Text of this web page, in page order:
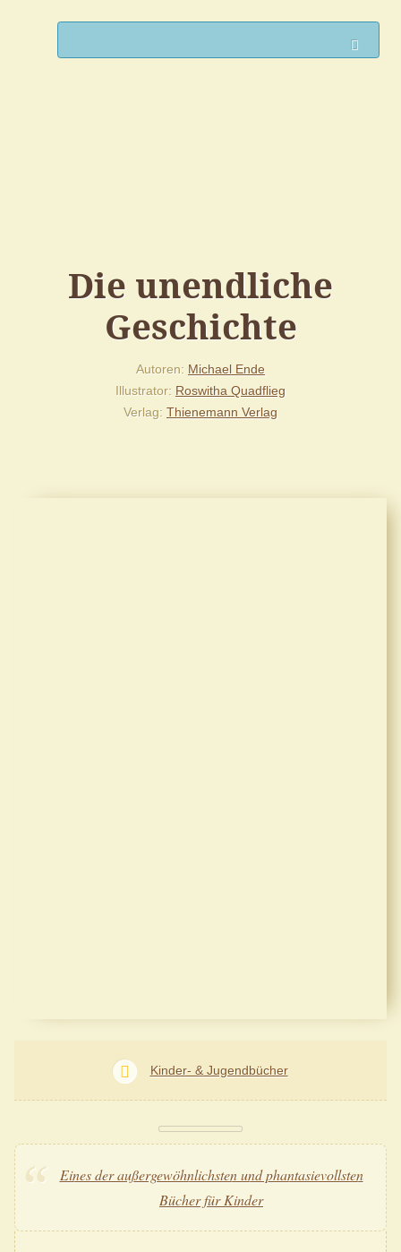
Die unendliche
Geschichte
Autoren Michael Ende
Illustrator Roswitha Quadflieg
Verlag Thienemann Verlag
Kinder- & Jugendbücher
Eines der außergewöhnlichsten und phantasievollsten
Bücher für Kinder